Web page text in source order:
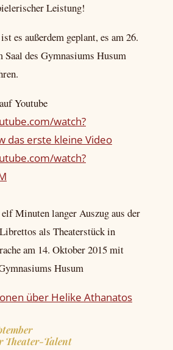
Leistung!
es außerdem geplant, es am 26.
Saal des Gymnasiums Husum
Youtube
watch?
das erste kleine Video
watch?
Minuten langer Auszug aus der
als Theaterstück in
am 14. Oktober 2015 mit
Husum
über Helike Athanatos
Theater-Talent